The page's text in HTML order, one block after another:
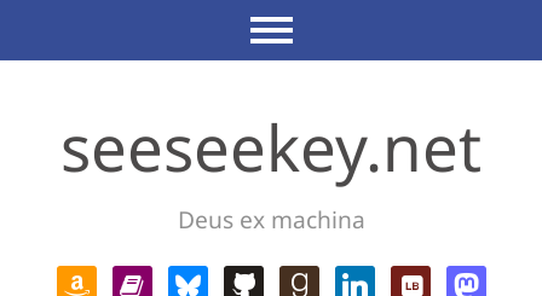
seeseekey.net
Deus ex machina